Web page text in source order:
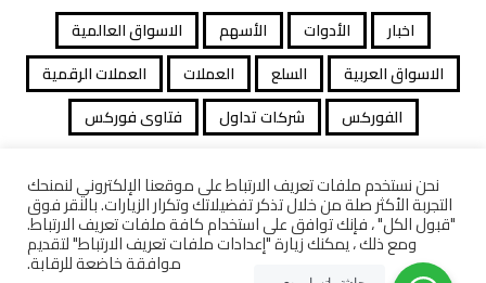
اخبار الأدوات الأسهم
الاسواق العالمية
الاسواق العربية
السلع العملات
العملات الرقمية
الفوركس
شركات تداول فتاوى فوركس
جميع الحقوق محفوظة توصيات التداول © 2026
افصاح المخاطرة معاملات قانونية كاشف الشركات
نحن نستخدم ملفات تعريف الارتباط على موقعنا الإلكتروني لنمنحك
التجربة الأكثر صلة من خلال تذكر تفضيلاتك وتكرار الزيارات. بالنقر فوق
"قبول الكل" ، فإنك توافق على استخدام كافة ملفات تعريف الارتباط.
ومع ذلك ، يمكنك زيارة "إعدادات ملفات تعريف الارتباط" لتقديم
موافقة خاضعة للرقابة.